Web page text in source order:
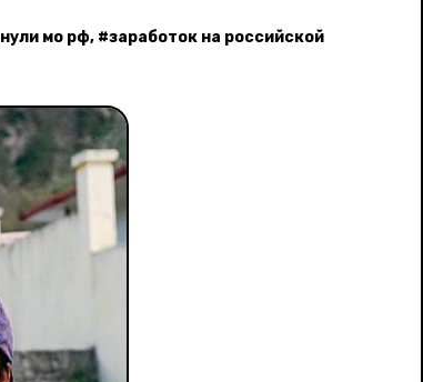
мо рф, #заработок на российской